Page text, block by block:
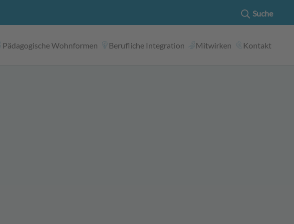
Suche
Pädagogische Wohnformen Berufliche Integration Mitwirken Kontakt